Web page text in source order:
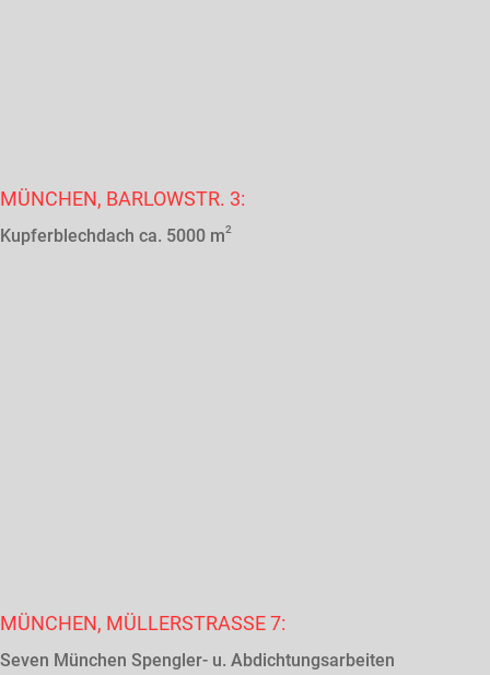
MÜNCHEN, BARLOWSTR. 3:
Kupferblechdach ca. 5000 m2
MÜNCHEN, MÜLLERSTRASSE 7:
Seven München Spengler- u. Abdichtungsarbeiten